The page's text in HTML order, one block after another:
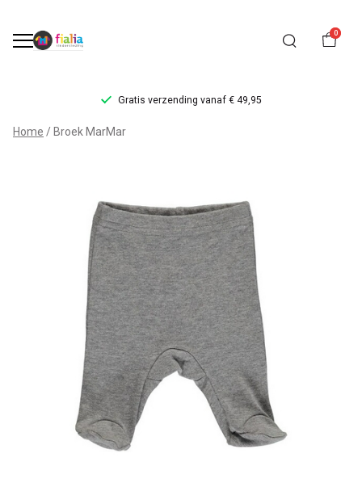
0
Gratis verzending vanaf € 49,95
Broek
FiaLia
Kinderkleding
Home Broek MarMar